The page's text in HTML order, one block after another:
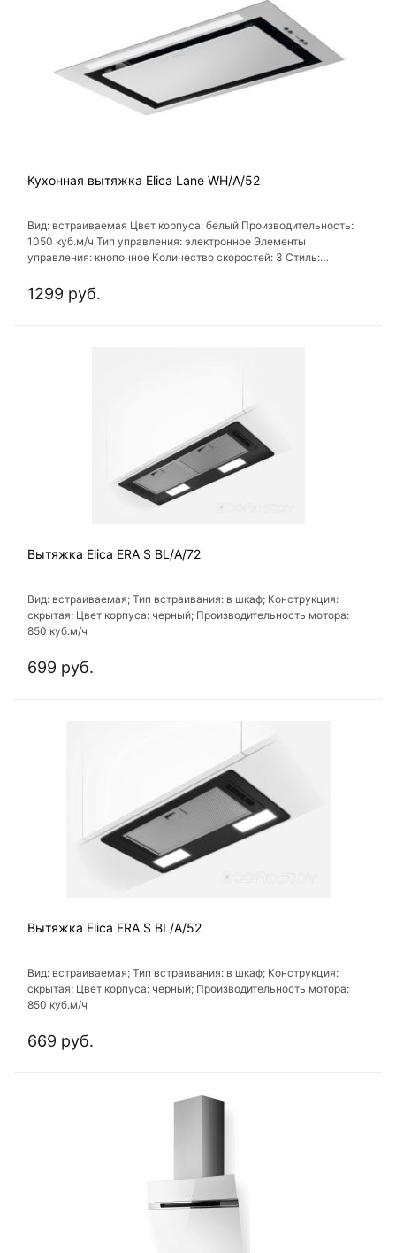
Кухонная вытяжка Elica Lane WH/A/52
Вид: встраиваемая Цвет корпуса: белый Производительность:
1050 куб.м/ч Тип управления: электронное Элементы
управления: кнопочное Количество скоростей: 3 Стиль:
1299 руб.
Вытяжка Elica ERA S BL/A/72
Вид: встраиваемая; Тип встраивания: в шкаф; Конструкция:
скрытая; Цвет корпуса: черный; Производительность мотора:
850 куб.м/ч
699 руб.
Вытяжка Elica ERA S BL/A/52
Вид: встраиваемая; Тип встраивания: в шкаф; Конструкция:
скрытая; Цвет корпуса: черный; Производительность мотора:
850 куб.м/ч
669 руб.